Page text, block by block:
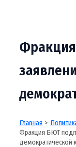
Главная
Фракция БЮТ
демократической